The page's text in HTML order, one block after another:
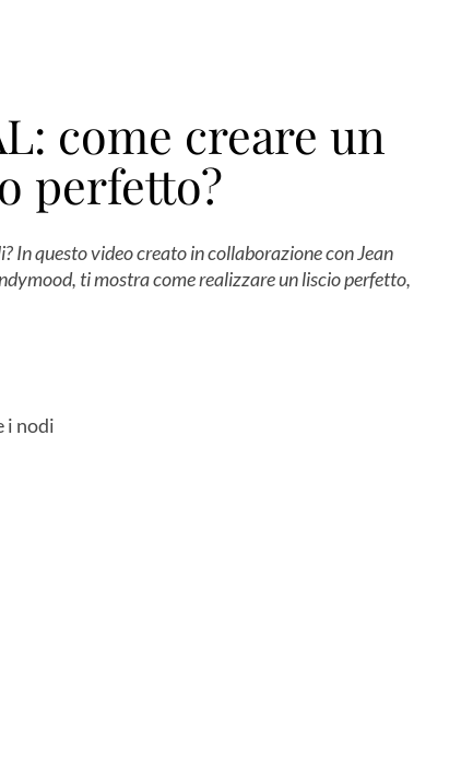
come creare un
perfetto?
In questo video creato in collaborazione con Jean
ti mostra come realizzare un liscio perfetto,
i nodi